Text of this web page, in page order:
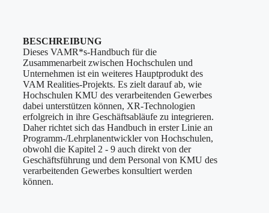
BESCHREIBUNG
Dieses VAMR*s-Handbuch für die
Zusammenarbeit zwischen Hochschulen und
Unternehmen ist ein weiteres Hauptprodukt des
VAM Realities-Projekts. Es zielt darauf ab, wie
Hochschulen KMU des verarbeitenden Gewerbes
dabei unterstützen können, XR-Technologien
erfolgreich in ihre Geschäftsabläufe zu integrieren.
Daher richtet sich das Handbuch in erster Linie an
Programm-/Lehrplanentwickler von Hochschulen,
obwohl die Kapitel 2 - 9 auch direkt von der
Geschäftsführung und dem Personal von KMU des
verarbeitenden Gewerbes konsultiert werden
können.